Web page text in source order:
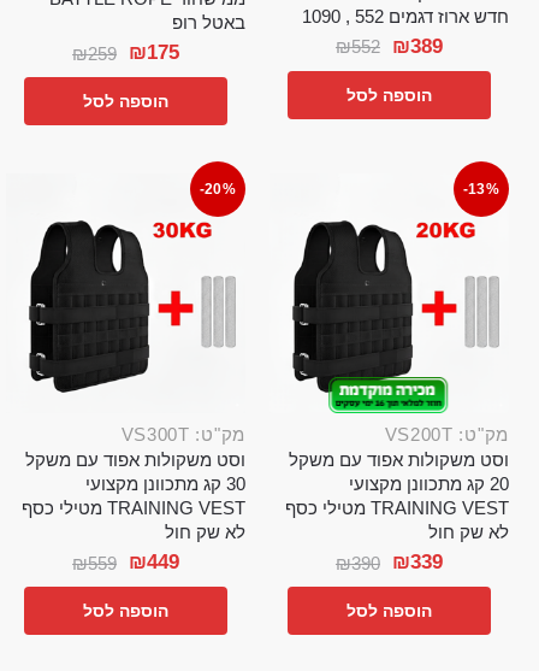
חדש ארוז דגמים 552 , 1090
₪552 ₪389
הוספה לסל
באטל רופ
₪259 ₪175
הוספה לסל
-13%
מק"ט: VS200T
וסט משקולות אפוד עם משקל
20 קג מתכוונן מקצועי
TRAINING VEST מטילי כסף
לא שק חול
₪390 ₪339
הוספה לסל
-20%
מק"ט: VS300T
וסט משקולות אפוד עם משקל
30 קג מתכוונן מקצועי
TRAINING VEST מטילי כסף
לא שק חול
₪559 ₪449
הוספה לסל